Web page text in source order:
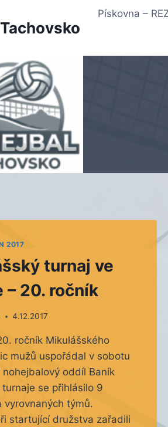
Pískovna –
2017
turnaj ve
– 20. ročník
4.12.2017
ročník Mikulášského
mužů uspořádal v sobotu
nohejbalový oddíl Baník
se přihlásilo 9
vyrovnaných týmů.
startující družstva zařadili